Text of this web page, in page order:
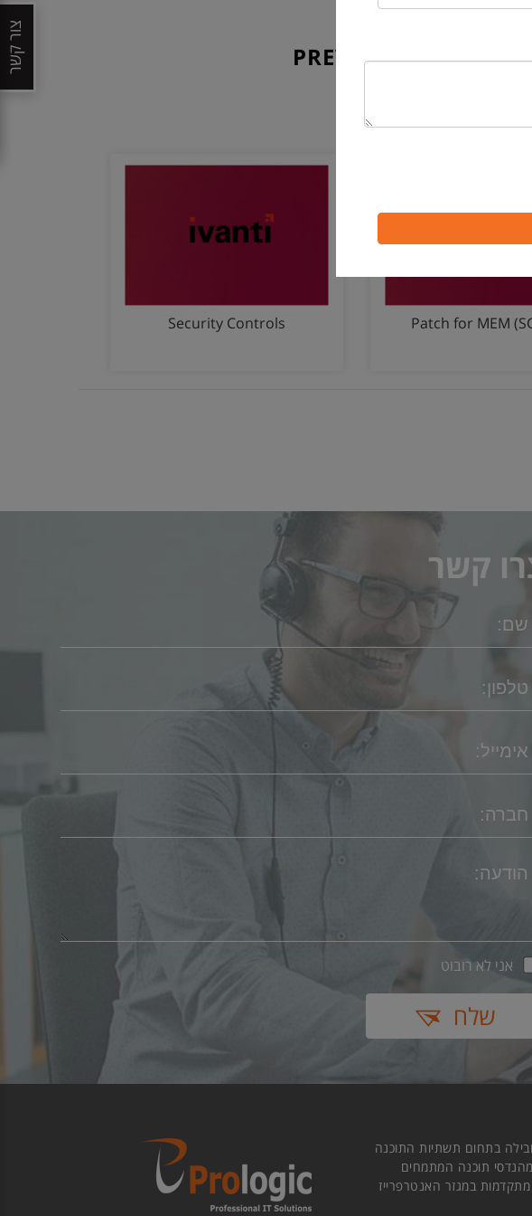
PREVENT NEARLY
Patch for MEM
Security Controls
קשר
אני לא רובוט
שלח
בתחום תשתיות התוכנה
בישראל המונה כיום מעל 700 מהנדסי תוכנה המתמחים
במגזר האנטרפרייז
צור קשר